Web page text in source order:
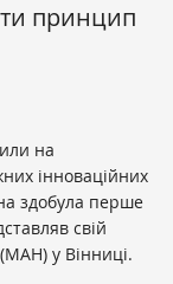
принцип
на
інноваційних
здобула перше
свій
(МАН) у Вінниці.